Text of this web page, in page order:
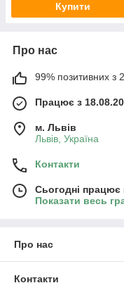
Купити
Про нас
99% позитивних з
Працює з
м. Львів
Львів, Україна
Контакти
Сьогодні працює
Показати весь
Про нас
Контакти